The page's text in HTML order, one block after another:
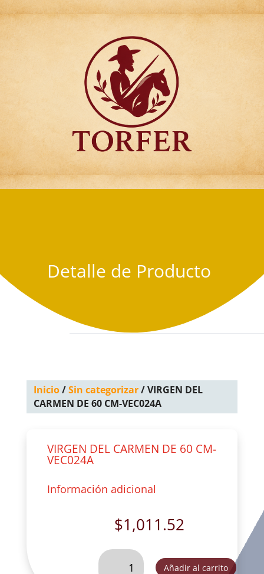
Articulos para
Regalo Torfer.
Detalle de Producto
Inicio/Sin categorizar/ VIRGEN DEL
CARMEN DE 60 CM-VEC024A
VIRGEN DEL CARMEN DE 60 CM-
VEC024A
Información adicional
$1,011.52
VIRGEN
Añadir al carrito